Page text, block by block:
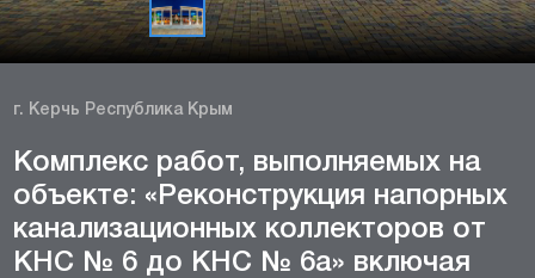
г. Керчь Республика Крым
Комплекс работ, выполняемых на
объекте: «Реконструкция напорных
канализационных коллекторов от
КНС № 6 до КНС № 6а» включая